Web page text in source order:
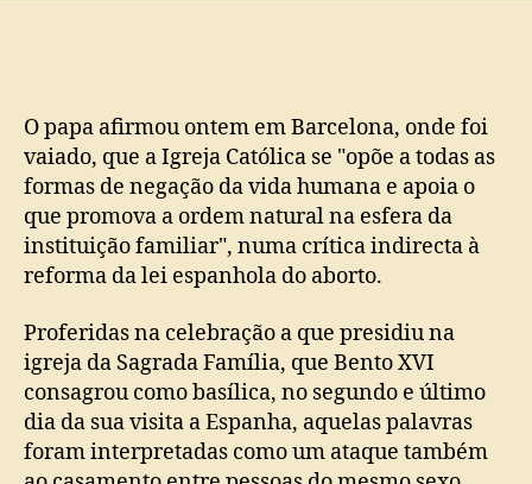
Espanha
e
critica
lei
do
aborto
no
O papa afirmou ontem em Barcelona, onde foi
vaiado, que a Igreja Católica se "opõe a todas as
formas de negação da vida humana e apoia o
que promova a ordem natural na esfera da
instituição familiar", numa crítica indirecta à
reforma da lei espanhola do aborto.
Proferidas na celebração a que presidiu na
igreja da Sagrada Família, que Bento XVI
consagrou como basílica, no segundo e último
dia da sua visita a Espanha, aquelas palavras
foram interpretadas como um ataque também